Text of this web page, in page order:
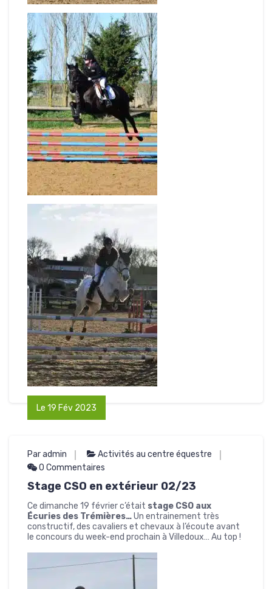
Le 19 Fév 2023
Par admin
Activités au centre équestre
0 Commentaires
Stage CSO en extérieur 02/23
Ce dimanche 19 février c’était stage CSO aux
Écuries des Trémières…Un entrainement très
constructif, des cavaliers et chevaux à l’écoute avant
le concours du week-end prochain à Villedoux… Au top !